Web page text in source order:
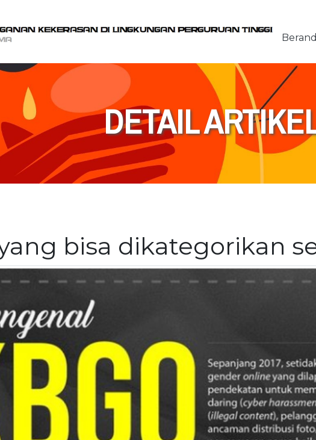
DETAIL
bisa dikategorikan